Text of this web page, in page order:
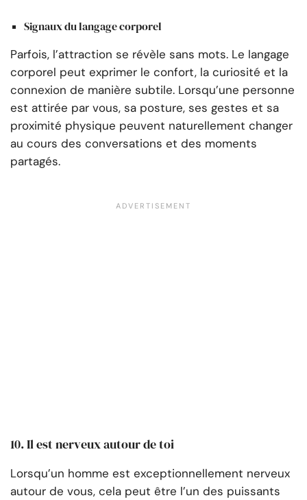
Signaux du langage corporel
Parfois, l’attraction se révèle sans mots. Le langage
corporel peut exprimer le confort, la curiosité et la
connexion de manière subtile. Lorsqu’une personne
est attirée par vous, sa posture, ses gestes et sa
proximité physique peuvent naturellement changer
au cours des conversations et des moments
partagés.
10. Il est nerveux autour de toi
Lorsqu’un homme est exceptionnellement nerveux
autour de vous, cela peut être l’un des puissants